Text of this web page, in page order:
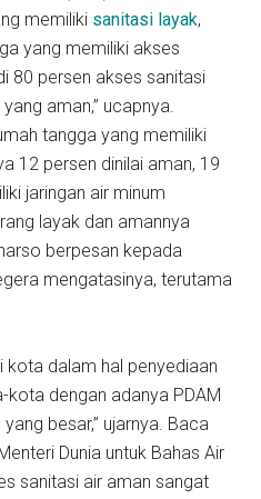
memiliki sanitasi layak,
yang memiliki akses
80 persen akses sanitasi
aman,” ucapnya.
tangga yang memiliki
12 persen dinilai aman, 19
jaringan air minum
layak dan amannya
berpesan kepada
mengatasinya, terutama
kota dalam hal penyediaan
dengan adanya PDAM
besar,” ujarnya. Baca
Dunia untuk Bahas Air
sanitasi air aman sangat